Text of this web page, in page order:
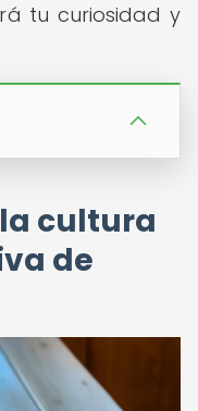
tu curiosidad y
cultura
de